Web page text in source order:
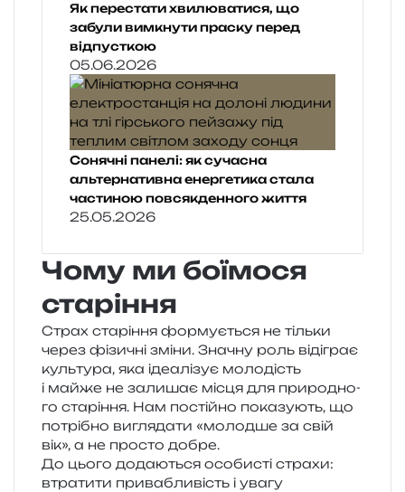
Як перестати хвилюватися, що
забули вимкнути праску перед
відпусткою
05.06.2026
Сонячні панелі: як сучасна
альтернативна енергетика стала
частиною повсякденного життя
25.05.2026
Чому ми боїмося
старіння
Страх ста­рі­н­ня фор­му­є­ться не тіль­ки
через фізи­чні зміни. Значну роль віді­грає
куль­ту­ра, яка іде­а­лі­зує моло­дість
і майже не зали­шає місця для при­ро­дно­
го ста­рі­н­ня. Нам постій­но пока­зу­ють, що
потрі­бно вигля­да­ти «молод­ше за свій
вік», а не про­сто добре.
До цього дода­ю­ться осо­би­сті страхи:
втра­ти­ти при­ва­бли­вість і увагу